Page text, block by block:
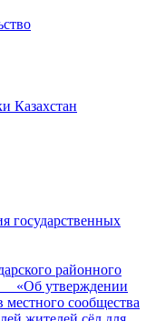
Казахстан
государственных
районного
«Об утверждении
местного сообщества